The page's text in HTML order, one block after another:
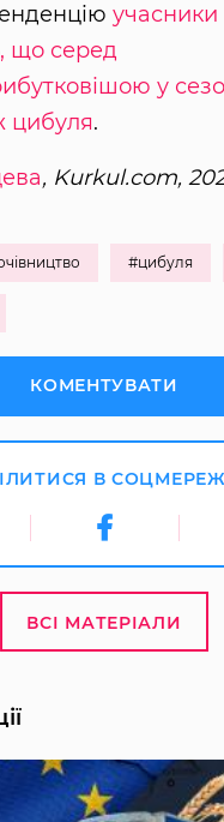
учасники
що серед
у
цибуля.
, Kurkul.com,
#цибуля
КОМЕНТУВАТИ
В
ВСІ МАТЕРІАЛИ